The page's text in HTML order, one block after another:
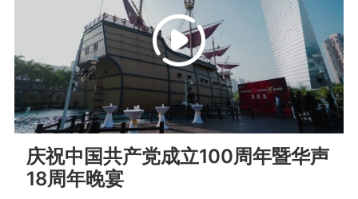
庆祝中国共产党成立100周年暨华声
18周年晚宴